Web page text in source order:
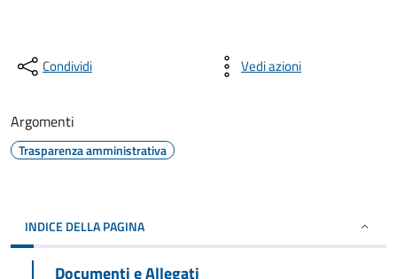
Condividi Vedi azioni
Argomenti
Trasparenza amministrativa
INDICE DELLA PAGINA
Documenti e Allegati